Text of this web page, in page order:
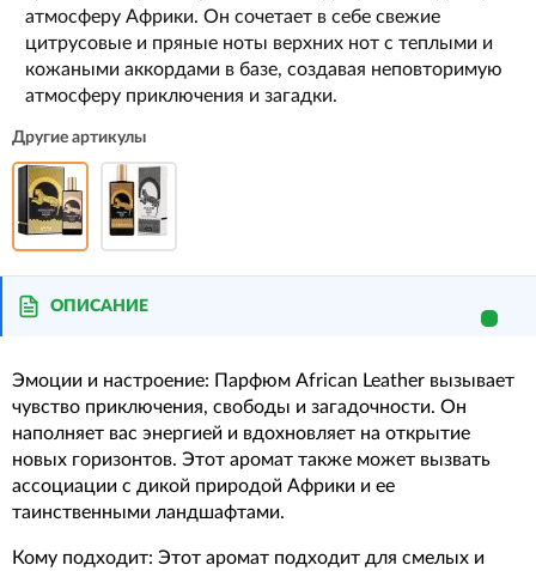
атмосферу Африки. Он сочетает в себе свежие
цитрусовые и пряные ноты верхних нот с теплыми и
кожаными аккордами в базе, создавая неповторимую
атмосферу приключения и загадки.
Другие артикулы
ОПИСАНИЕ
Эмоции и настроение: Парфюм African Leather вызывает
чувство приключения, свободы и загадочности. Он
наполняет вас энергией и вдохновляет на открытие
новых горизонтов. Этот аромат также может вызвать
ассоциации с дикой природой Африки и ее
таинственными ландшафтами.
Кому подходит: Этот аромат подходит для смелых и